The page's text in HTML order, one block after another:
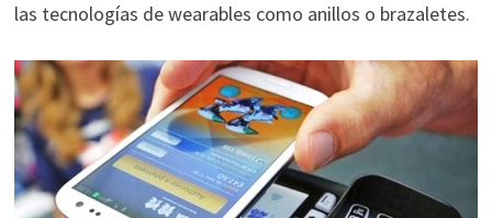
las tecnologías de wearables como anillos o brazaletes.